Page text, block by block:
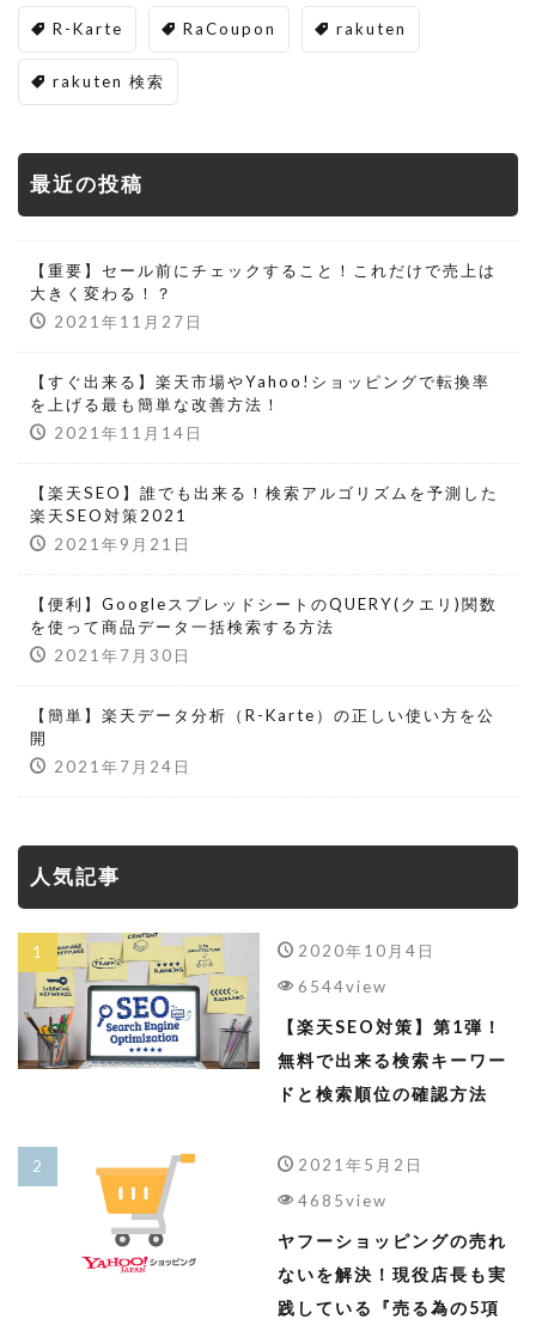
R-Karte RaCoupon rakuten
rakuten 検索
最近の投稿
【重要】セール前にチェックすること！これだけで売上は
大きく変わる！？
2021年11月27日
【すぐ出来る】楽天市場やYahoo!ショッピングで転換率
を上げる最も簡単な改善方法！
2021年11月14日
【楽天SEO】誰でも出来る！検索アルゴリズムを予測した
楽天SEO対策2021
2021年9月21日
【便利】GoogleスプレッドシートのQUERY(クエリ)関数
を使って商品データ一括検索する方法
2021年7月30日
【簡単】楽天データ分析（R-Karte）の正しい使い方を公
開
2021年7月24日
人気記事
2020年10月4日
6544view
【楽天SEO対策】第1弾！
無料で出来る検索キーワー
ドと検索順位の確認方法
2021年5月2日
4685view
ヤフーショッピングの売れ
ないを解決！現役店長も実
践している『売る為の5項